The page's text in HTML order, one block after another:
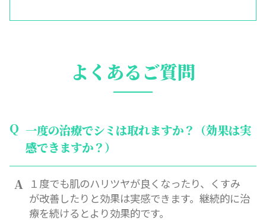
よくあるご質問
一度の治療でシミは取れますか？（効果は実
感できますか？）
１度でも肌のハリツヤが良くなったり、くすみ
が改善したりと効果は実感できます。継続的に治
療を続けるとより効果的です。